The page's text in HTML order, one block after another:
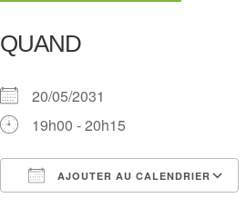
QUAND
20/05/2031
19h00 - 20h15
AJOUTER AU CALENDRIER